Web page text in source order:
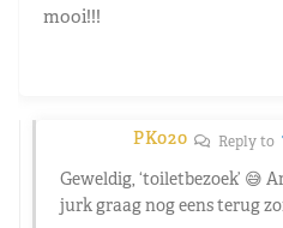
mooi!!!
PK020 Reply to
Geweldig, ‘toiletbezoek’ 😅
jurk graag nog eens terug